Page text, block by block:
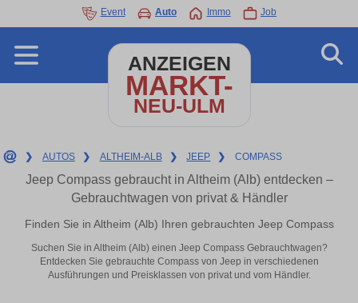
Event Auto Immo Job
ANZEIGEN
MARKT-
NEU-ULM
❯ AUTOS ❯ ALTHEIM-ALB ❯ JEEP ❯ COMPASS
Jeep Compass gebraucht in Altheim (Alb) entdecken –
Gebrauchtwagen von privat & Händler
Finden Sie in Altheim (Alb) Ihren gebrauchten Jeep Compass
Suchen Sie in Altheim (Alb) einen Jeep Compass Gebrauchtwagen?
Entdecken Sie gebrauchte Compass von Jeep in verschiedenen
Ausführungen und Preisklassen von privat und vom Händler.